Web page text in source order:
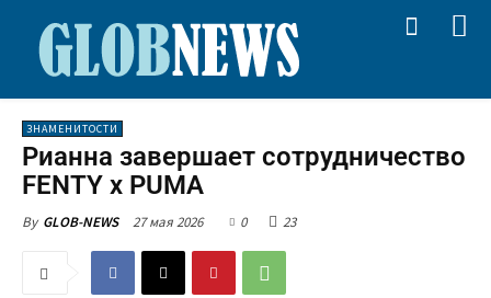
ЗНАМЕНИТОСТИ
Рианна завершает сотрудничество
FENTY х PUMA
By GLOB-NEWS 27 мая 2026 0 23